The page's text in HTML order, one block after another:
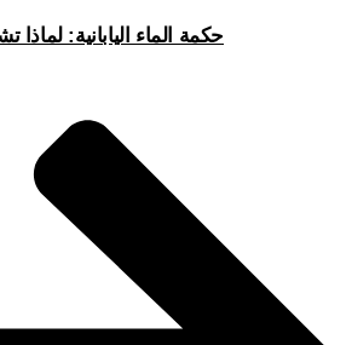
حكمة الماء اليابانية: